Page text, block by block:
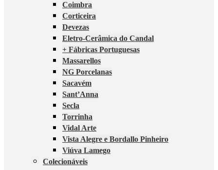
Coimbra
Corticeira
Devezas
Eletro-Cerâmica do Candal
+ Fábricas Portuguesas
Massarellos
NG Porcelanas
Sacavém
Sant’Anna
Secla
Torrinha
Vidal Arte
Vista Alegre e Bordallo Pinheiro
Viúva Lamego
Colecionáveis